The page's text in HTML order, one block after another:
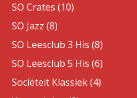
SO Crates (10)
SO Jazz (8)
SO Leesclub 3 His (8)
SO Leesclub 5 His (6)
Sociëteit Klassiek (4)